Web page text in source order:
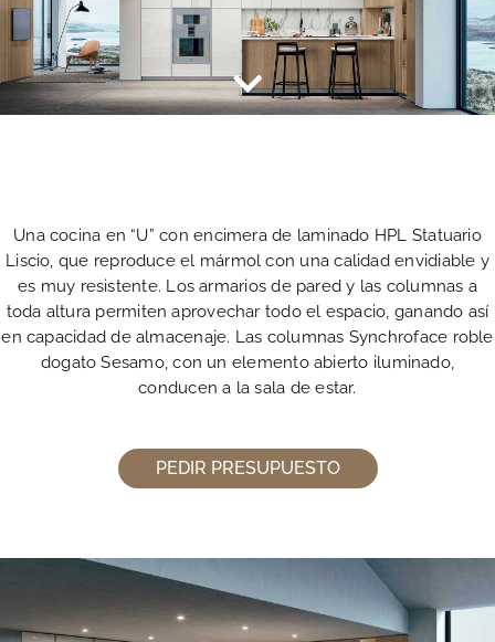
Una cocina en “U” con encimera de laminado HPL Statuario
Liscio, que reproduce el mármol con una calidad envidiable y
es muy resistente. Los armarios de pared y las columnas a
toda altura permiten aprovechar todo el espacio, ganando así
en capacidad de almacenaje. Las columnas Synchroface roble
dogato Sesamo, con un elemento abierto iluminado,
conducen a la sala de estar.
PEDIR PRESUPUESTO